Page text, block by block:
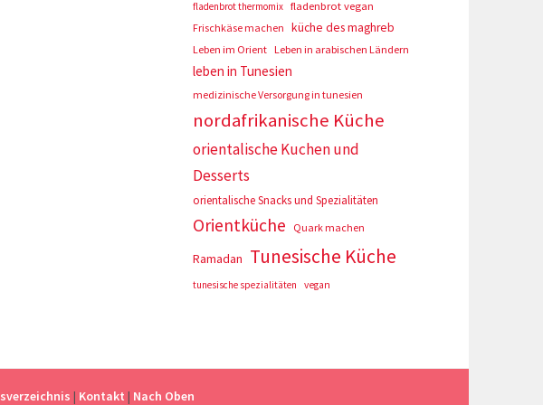
fladenbrot thermomix fladenbrot vegan
Frischkäse machen küche des maghreb
Leben im Orient Leben in arabischen Ländern
leben in Tunesien
medizinische Versorgung in tunesien
nordafrikanische Küche
orientalische Kuchen und
Desserts
orientalische Snacks und Spezialitäten
Orientküche Quark machen
Ramadan Tunesische Küche
tunesische spezialitäten vegan
| Kontakt | Nach Oben